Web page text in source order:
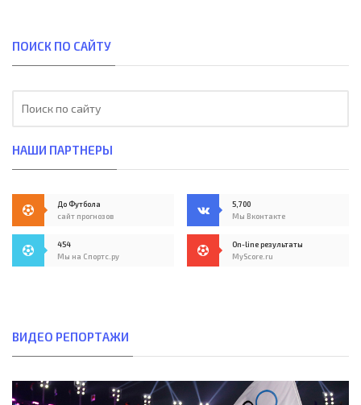
ПОИСК ПО САЙТУ
НАШИ ПАРТНЕРЫ
До Футбола
сайт прогнозов
5,700
Мы Вконтакте
454
Мы на Спортс.ру
On-line результаты
MyScore.ru
ВИДЕО РЕПОРТАЖИ